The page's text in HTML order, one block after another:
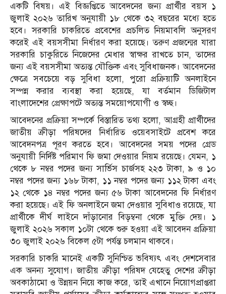
একটি বিষয়। এই বিজ্ঞপ্তিতে আবেদনের জন্য প্রার্থীর বয়স ১
জুলাই ২০২৬ তারিখ অনুযায়ী ১৮ থেকে ৩২ বছরের মধ্যে হতে
হবে। সরকারি চাকরিতে প্রবেশের প্রচলিত নিয়মাবলি অনুসরণ
করেই এই বয়সসীমা নির্ধারণ করা হয়েছে। তরুণ প্রজন্মের যারা
সরকারি চাকুরিতে নিজেদের মেধার স্বাক্ষর রাখতে চান, তাদের
জন্য এই বয়সসীমা অত্যন্ত যৌক্তিক এবং সুবিধাজনক। আবেদনের
ক্ষেত্রে সবচেয়ে বড় সুবিধা হলো, পুরো প্রক্রিয়াটি অনলাইনে
সম্পন্ন করার ব্যবস্থা করা হয়েছে, যা বর্তমান ডিজিটাল
বাংলাদেশের প্রেক্ষাপটে অত্যন্ত সময়োপযোগী ও স্বচ্ছ।
আবেদনের প্রক্রিয়া সম্পর্কে বিস্তারিত তথ্য হলো, আগ্রহী প্রার্থীদের
জাতীয় ক্রীড়া পরিষদের নির্ধারিত ওয়েবসাইটে প্রবেশ করে
আবেদনপত্র পূরণ করতে হবে। আবেদনের সময় পদের গ্রেড
অনুযায়ী নির্দিষ্ট পরিমাণ ফি জমা দেওয়ার নিয়ম রয়েছে। যেমন, ১
থেকে ৮ নম্বর পদের জন্য সার্ভিস চার্জসহ ২২৩ টাকা, ৯ ও ১০
নম্বর পদের জন্য ১৬৮ টাকা, ১১ নম্বর পদের জন্য ১১২ টাকা এবং
১২ থেকে ১৪ নম্বর পদের জন্য ৫৬ টাকা আবেদনের ফি নির্ধারণ
করা হয়েছে। এই ফি অনলাইনে জমা দেওয়ার সুবিধাও রয়েছে, যা
প্রার্থীকে দীর্ঘ লাইনে দাঁড়ানোর বিড়ম্বনা থেকে মুক্তি দেয়। ১
জুলাই ২০২৬ সকাল ১০টা থেকে শুরু হওয়া এই আবেদন প্রক্রিয়া
৩০ জুলাই ২০২৬ বিকেল ৫টা পর্যন্ত চলমান থাকবে।
সরকারি চাকরি মানেই একটি সুনিশ্চিত ভবিষ্যৎ এবং দেশসেবার
এক অনন্য সুযোগ। জাতীয় ক্রীড়া পরিষদ যেহেতু দেশের ক্রীড়া
অবকাঠামো ও উন্নয়ন নিয়ে কাজ করে, তাই এখানে নিয়োগপ্রাপ্তরা